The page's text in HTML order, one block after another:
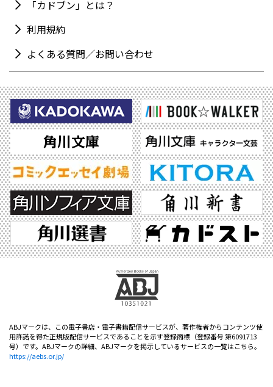
「カドブン」とは？
利用規約
よくある質問／お問い合わせ
ABJマークは、この電子書店・電子書籍配信サービスが、著作権者からコンテンツ使
用許諾を得た正規版配信サービスであることを示す登録商標（登録番号 第6091713
号）です。ABJマークの詳細、ABJマークを掲示しているサービスの一覧はこちら。
https://aebs.or.jp/